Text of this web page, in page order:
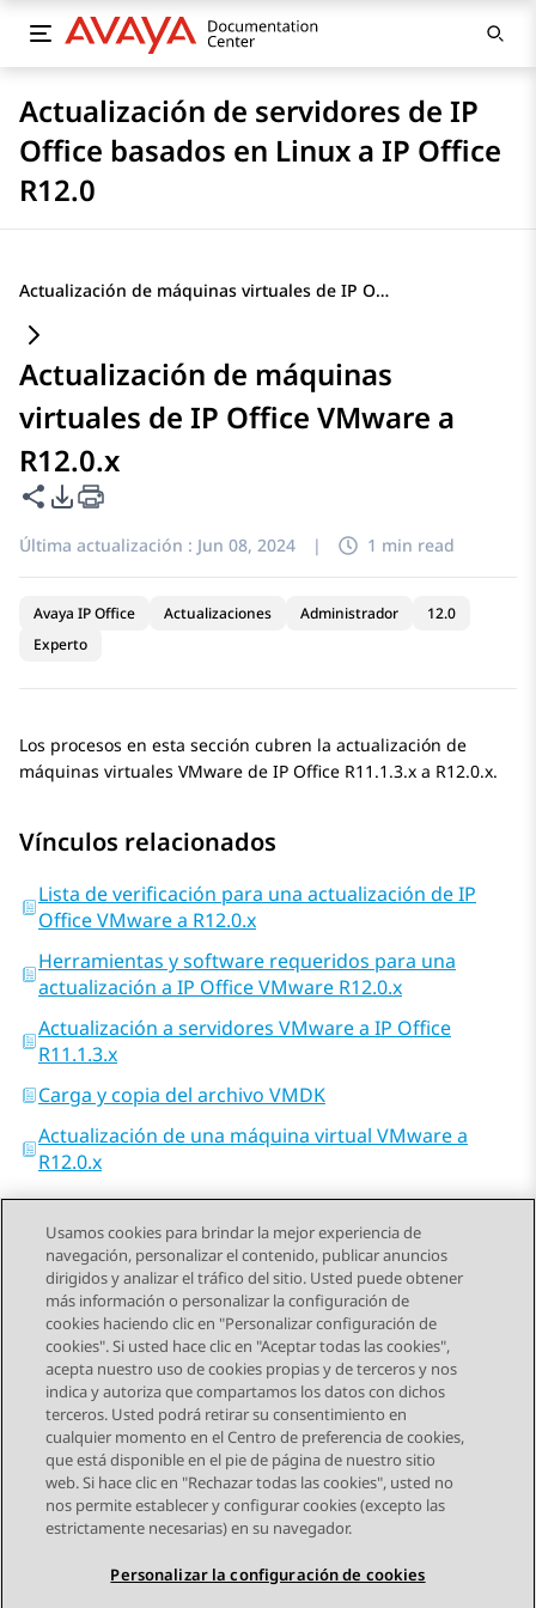
Actualización de servidores de IP
Office basados en Linux a IP Office
R12.0
Actualización de máquinas virtuales de IP Office VMware a R12.0.x
Actualización de máquinas
virtuales de IP Office VMware a
R12.0.x
Compartir esta página
Opciones de exportación de PDF
Última actualización : Jun 08, 2024 | 1 min read
Avaya IP Office Actualizaciones Administrador
12.0
Experto
Los procesos en esta sección cubren la actualización de
máquinas virtuales VMware de IP Office R11.1.3.x a R12.0.x.
Vínculos relacionados
Lista de verificación para una actualización de IP
Office VMware a R12.0.x
Herramientas y software requeridos para una
actualización a IP Office VMware R12.0.x
Actualización a servidores VMware a IP Office
R11.1.3.x
Carga y copia del archivo VMDK
Actualización de una máquina virtual VMware a
R12.0.x
Send Feedback
Navegación de tema
Tema anterior Tema siguiente
STAY CONNECTED
Usamos cookies para brindar la mejor experiencia de
navegación, personalizar el contenido, publicar anuncios
dirigidos y analizar el tráfico del sitio. Usted puede obtener
más información o personalizar la configuración de
cookies haciendo clic en "Personalizar configuración de
cookies". Si usted hace clic en "Aceptar todas las cookies",
acepta nuestro uso de cookies propias y de terceros y nos
indica y autoriza que compartamos los datos con dichos
terceros. Usted podrá retirar su consentimiento en
cualquier momento en el Centro de preferencia de cookies,
que está disponible en el pie de página de nuestro sitio
web. Si hace clic en "Rechazar todas las cookies", usted no
nos permite establecer y configurar cookies (excepto las
estrictamente necesarias) en su navegador.
Personalizar la configuración de cookies